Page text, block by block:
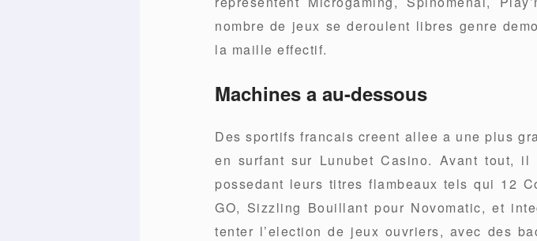
nombre de jeux se deroulent libres genre
la maille effectif.
Machines a au-dessous
Des sportifs francais creent allee a une plus
en surfant sur Lunubet Casino. Avant tout,
possedant leurs titres flambeaux tels qui 12
GO, Sizzling Bouillant pour Novomatic, et
tenter l’election de jeux ouvriers, avec des